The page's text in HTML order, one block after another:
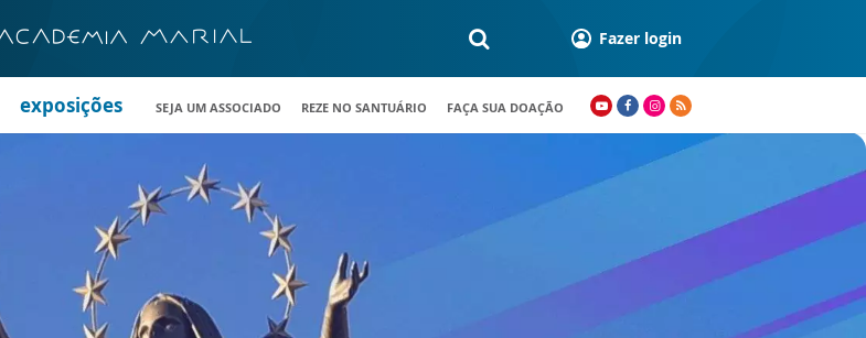
Fazer login
exposições SEJA UM ASSOCIADO REZE NO SANTUÁRIO FAÇA SUA DOAÇÃO